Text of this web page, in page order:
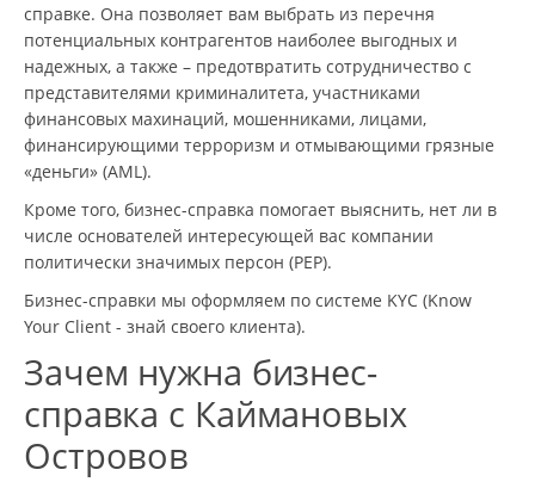
справке. Она позволяет вам выбрать из перечня
потенциальных контрагентов наиболее выгодных и
надежных, а также – предотвратить сотрудничество с
представителями криминалитета, участниками
финансовых махинаций, мошенниками, лицами,
финансирующими терроризм и отмывающими грязные
«деньги» (AML).
Кроме того, бизнес-справка помогает выяснить, нет ли в
числе основателей интересующей вас компании
политически значимых персон (PEP).
Бизнес-справки мы оформляем по системе KYC (Know
Your Client - знай своего клиента).
Зачем нужна бизнес-
справка с Каймановых
Островов